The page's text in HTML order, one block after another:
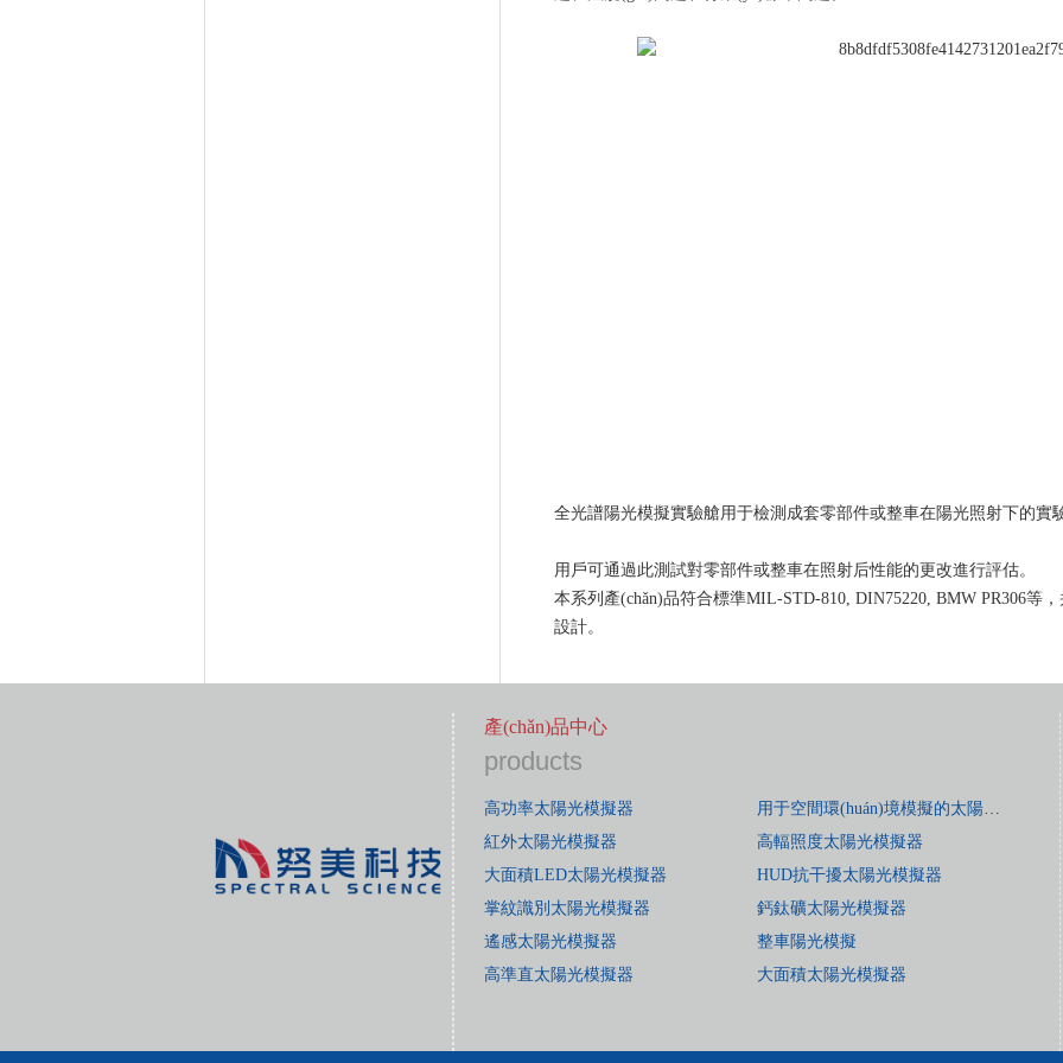
全光譜陽光模擬實驗艙用于檢測成套零部件或整車在陽光照射下的實驗室
用戶可通過此測試對零部件或整車在照射后性能的更改進行評估。
本系列產(chǎn)品符合標準MIL-STD-810, DIN75220, BMW PR306等
設計。
產(chǎn)品中心
products
高功率太陽光模擬器
用于空間環(huán)境模擬的太陽光模擬器
紅外太陽光模擬器
高輻照度太陽光模擬器
大面積LED太陽光模擬器
HUD抗干擾太陽光模擬器
掌紋識別太陽光模擬器
鈣鈦礦太陽光模擬器
遙感太陽光模擬器
整車陽光模擬
高準直太陽光模擬器
大面積太陽光模擬器